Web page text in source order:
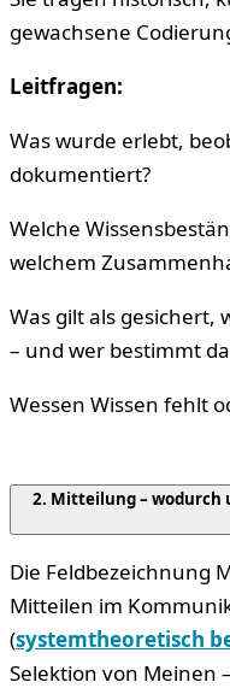
gewachsene
Leitfragen:
Was wurde erlebt,
dokumentiert?
Welche
welchem
Was gilt als gesichert,
– und wer bestimmt
Wessen Wissen fehlt
2. Mitteilung – wodurch
Die Feldbezeichnung
Mitteilen im
(systemtheoretisch
Selektion von Meinen